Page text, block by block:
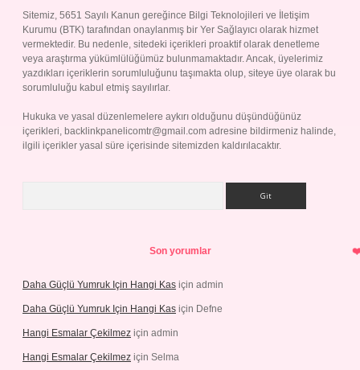
Sitemiz, 5651 Sayılı Kanun gereğince Bilgi Teknolojileri ve İletişim
Kurumu (BTK) tarafından onaylanmış bir Yer Sağlayıcı olarak hizmet
vermektedir. Bu nedenle, sitedeki içerikleri proaktif olarak denetleme
veya araştırma yükümlülüğümüz bulunmamaktadır. Ancak, üyelerimiz
yazdıkları içeriklerin sorumluluğunu taşımakta olup, siteye üye olarak bu
sorumluluğu kabul etmiş sayılırlar.
Hukuka ve yasal düzenlemelere aykırı olduğunu düşündüğünüz
içerikleri, backlinkpanelicomtr@gmail.com adresine bildirmeniz halinde,
ilgili içerikler yasal süre içerisinde sitemizden kaldırılacaktır.
Son yorumlar
Daha Güçlü Yumruk Için Hangi Kas için admin
Daha Güçlü Yumruk Için Hangi Kas için Defne
Hangi Esmalar Çekilmez için admin
Hangi Esmalar Çekilmez için Selma